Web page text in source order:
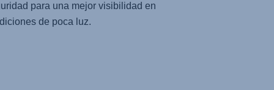
para una mejor visibilidad en
de poca luz.